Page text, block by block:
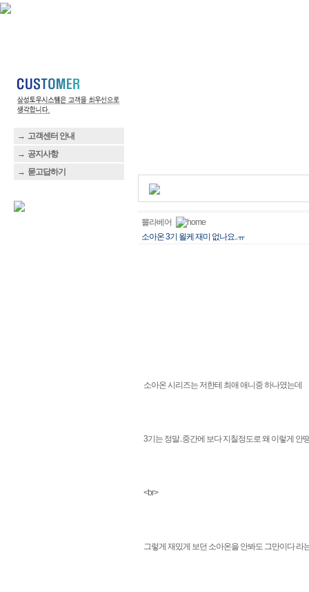
→ 고객센터 안내
→ 공지사항
→ 묻고답하기
뽈라베어
소아온 3기 욀케 재미 없나요..ㅠ
소아온 시리즈는 저한테 최애 애니중 하나였는데
3기는 정말..중간에 보다 지칠정도로 왜 이렇게 안
<br>
그렇게 재밌게 보던 소아온을 안봐도 그만이다 라